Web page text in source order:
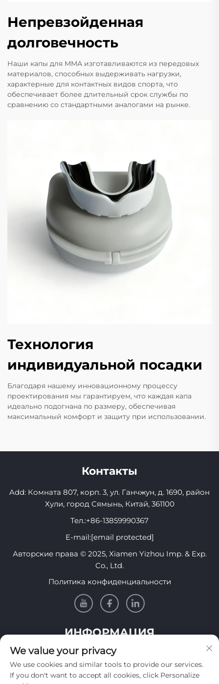
Непревзойденная
долговечность
Наши капы для ММА изготавливаются из передовых
материалов, способных выдерживать нагрузки,
характерные для контактных видов спорта, что
обеспечивает более длительный срок службы по
сравнению со стандартными аналогами на рынке.
Технология
индивидуальной посадки
Благодаря нашему инновационному процессу
проектирования мы гарантируем, что каждая капа
идеально подогнана по размеру, обеспечивая
максимальный комфорт и защиту при использовании.
Контакты
Add: Комната 807, корп. 3, ул. Ганчжун, д. 1690, район
Хули, город Сямынь, Китай, 361100
Тел.:+86-13859990367
E-mail:[email protected]
Авторские права © 2025, Xiamen Yizhou Imp. & Exp.
Co., Ltd.
Политика конфиденциальности
ИНФОРМАЦИЯ
Подпишитесь, чтобы получать нашу еженедельную
рассылку
We value your privacy
We use cookies and similar tools to provide our services.
If you don't want to accept all cookies, click Personalize